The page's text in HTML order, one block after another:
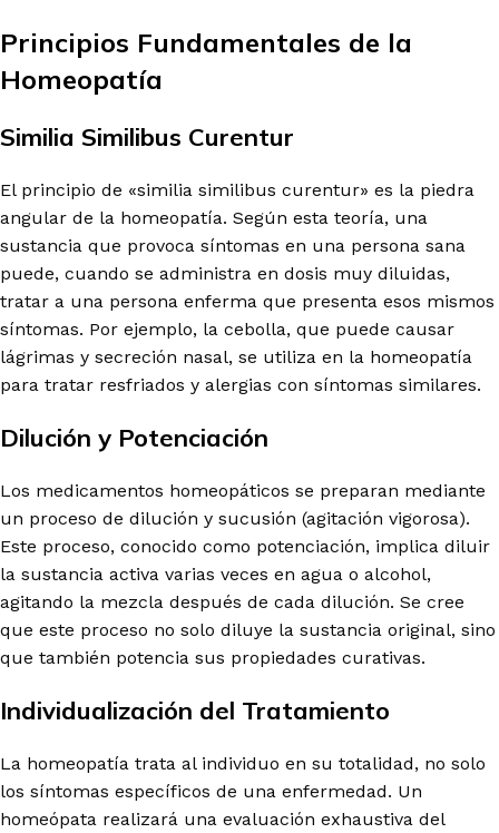
Principios Fundamentales de la
Homeopatía
Similia Similibus Curentur
El principio de «similia similibus curentur» es la piedra
angular de la homeopatía. Según esta teoría, una
sustancia que provoca síntomas en una persona sana
puede, cuando se administra en dosis muy diluidas,
tratar a una persona enferma que presenta esos mismos
síntomas. Por ejemplo, la cebolla, que puede causar
lágrimas y secreción nasal, se utiliza en la homeopatía
para tratar resfriados y alergias con síntomas similares.
Dilución y Potenciación
Los medicamentos homeopáticos se preparan mediante
un proceso de dilución y sucusión (agitación vigorosa).
Este proceso, conocido como potenciación, implica diluir
la sustancia activa varias veces en agua o alcohol,
agitando la mezcla después de cada dilución. Se cree
que este proceso no solo diluye la sustancia original, sino
que también potencia sus propiedades curativas.
Individualización del Tratamiento
La homeopatía trata al individuo en su totalidad, no solo
los síntomas específicos de una enfermedad. Un
homeópata realizará una evaluación exhaustiva del